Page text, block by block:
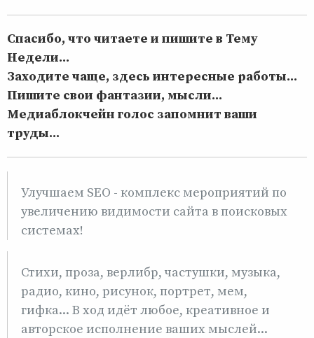
Спасибо, что читаете и пишите в Тему
Недели...
Заходите чаще, здесь интересные работы...
Пишите свои фантазии, мысли...
Медиаблокчейн голос запомнит ваши
труды...
Улучшаем SEO - комплекс мероприятий по
увеличению видимости сайта в поисковых
системах!
Стихи, проза, верлибр, частушки, музыка,
радио, кино, рисунок, портрет, мем,
гифка... В ход идёт любое, креативное и
авторское исполнение ваших мыслей...